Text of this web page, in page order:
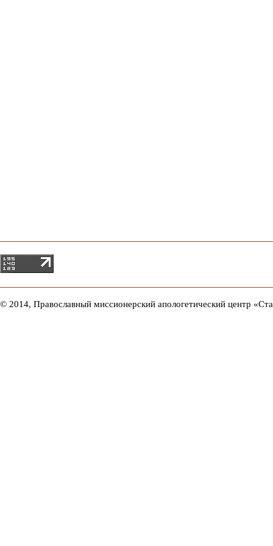
© 2014, Православный миссионерский апологетический центр